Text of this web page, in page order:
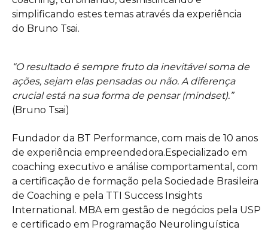
simplificando estes temas através da experiência
do Bruno Tsai.
“O resultado é sempre fruto da inevitável soma de
ações, sejam elas pensadas ou não. A diferença
crucial está na sua forma de pensar (mindset).”
(Bruno Tsai)
Fundador da BT Performance, com mais de 10 anos
de experiência empreendedora.Especializado em
coaching executivo e análise comportamental, com
a certificação de formação pela Sociedade Brasileira
de Coaching e pela TTI Success Insights
International. MBA em gestão de negócios pela USP
e certificado em Programação Neurolinguística